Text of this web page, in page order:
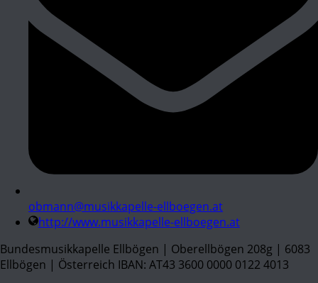
obmann@musikkapelle-ellboegen.at
http://www.musikkapelle-ellboegen.at
Bundesmusikkapelle Ellbögen | Oberellbögen 208g | 6083
Ellbögen | Österreich IBAN: AT43 3600 0000 0122 4013